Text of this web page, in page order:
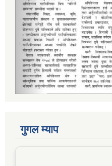
गुगल म्याप